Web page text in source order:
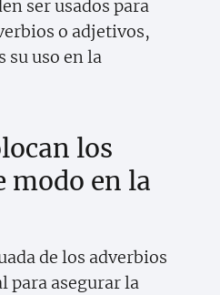
ser usados para
o adjetivos,
su uso en la
los
modo en la
de los adverbios
para asegurar la